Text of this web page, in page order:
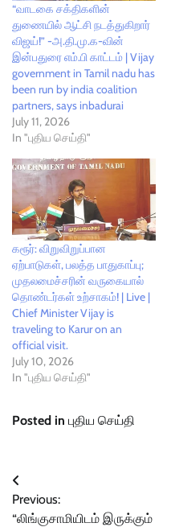
“வாடகை சக்திகளின்
துணையில் ஆட்சி நடத்துகிறார்
விஜய்!” -அ.தி.மு.க-வின்
இன்பதுரை எம்.பி காட்டம் | Vijay
government in Tamil nadu has
been run by india coalition
partners, says inbadurai
July 11, 2026
In "புதிய செய்தி"
கரூர்: விறுவிறுப்பான
ஏற்பாடுகள், பலத்த பாதுகாப்பு;
முதலமைச்சரின் வருகையால்
தொண்டர்கள் உற்சாகம்! | Live |
Chief Minister Vijay is
traveling to Karur on an
official visit.
July 10, 2026
In "புதிய செய்தி"
Posted in புதிய செய்தி
Post
navigation
Previous:
“லிங்குசாமியிடம் இருக்கும்